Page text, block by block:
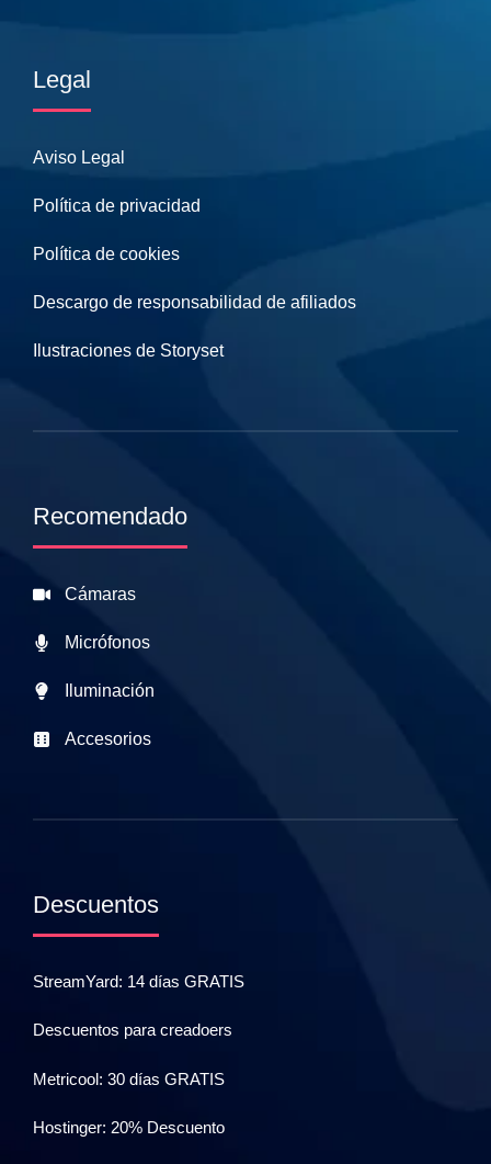
Legal
Aviso Legal
Política de privacidad
Política de cookies
Descargo de responsabilidad de afiliados
Ilustraciones de Storyset
Recomendado
Cámaras
Micrófonos
Iluminación
Accesorios
Descuentos
StreamYard: 14 días GRATIS
Descuentos para creadoers
Metricool: 30 días GRATIS
Hostinger: 20% Descuento